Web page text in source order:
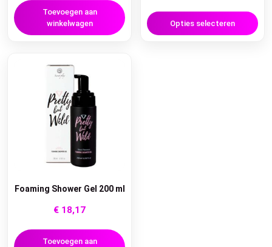
Toevoegen aan
winkelwagen
Opties selecteren
Foaming Shower Gel 200 ml
€ 18,17
Toevoegen aan